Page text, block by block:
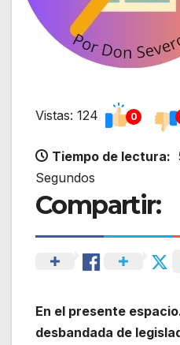
Vistas: 124 0
Tiempo de lectura:
Segundos
Compartir:
En el presente
desbandada de